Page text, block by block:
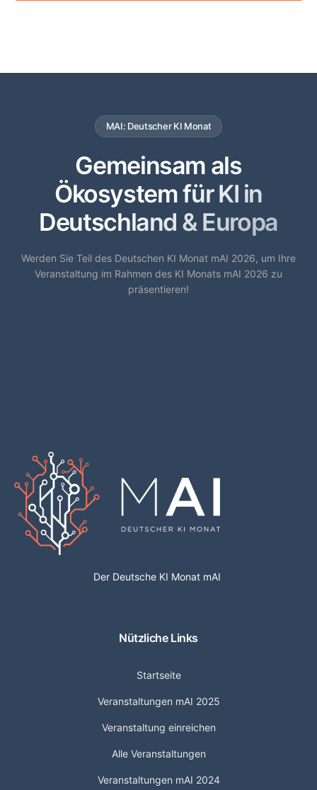
MAI: Deutscher KI Monat
Gemeinsam als
Ökosystem für KI in
Deutschland & Europa
Werden Sie Teil des Deutschen KI Monat mAI 2026, um Ihre
Veranstaltung im Rahmen des KI Monats mAI 2026 zu
präsentieren!
Der Deutsche KI Monat mAI
Nützliche Links
Startseite
Veranstaltungen mAI 2025
Veranstaltung einreichen
Alle Veranstaltungen
Veranstaltungen mAI 2024